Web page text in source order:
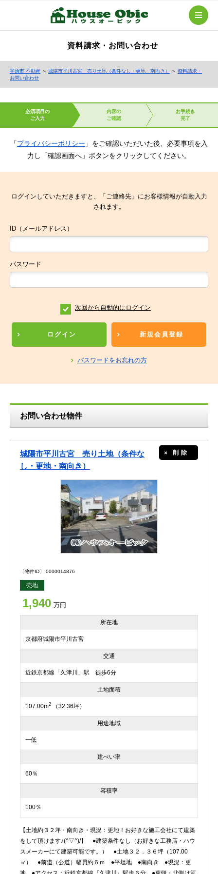
資料請求・お問い合わせ
宇治市 不動産 ＞ 城陽市平川古宮 売り土地（条件なし・更地・南向き） ＞ 資料請求・
お問い合わせ
必須項目の
ご入力
内容の
ご確認
お手続き
完了
「プライバシーポリシー 」をご確認いただいた後、必要事項を入
力し「確認画面へ」ボタンをクリックしてください。
ログインしていただきますと、「ご連絡先」にお客様情報が自動入力
されます。
ID（メールアドレス）
パスワード
次回から自動的にログイン
ログイン 新規会員登録
パスワードをお忘れの方
お問い合わせ物件
城陽市平川古宮 売り土地（条件な
し・更地・南向き）
削除
〔物件ID〕 0000014876
売地
1,940 万円
所在地
京都府城陽市平川古宮
交通
近鉄京都線「久津川」駅 徒歩6分
土地面積
107.00m2 （32.36坪）
用途地域
一低
建ぺい率
60％
容積率
100％
【土地約３２坪・南向き・現況：更地！お好きな施工会社にて建築
をして頂けます♪(^▽^)/】 ●建築条件なし（お好きな工務店・ハウ
スメーカーにて建築可能です。） ●土地３２．３６坪（107.00
㎡） ●前道（公道）幅員約６ｍ ●平坦地 ●南向き ●現況：更